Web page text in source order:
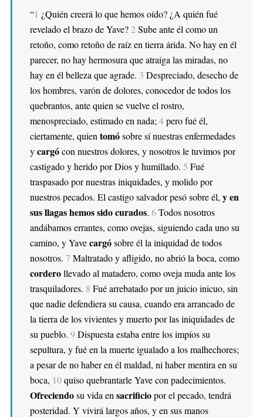
“1 ¿Quién creerá lo que hemos oído? ¿A quién fué
revelado el brazo de Yave?2Sube ante él como un
retoño, como retoño de raíz en tierra árida. No hay en él
parecer, no hay hermosura que atraiga las miradas, no
hay en él belleza que agrade. 3 Despreciado, desecho de
los hombres, varón de dolores, conocedor de todos los
quebrantos, ante quien se vuelve el rostro,
menospreciado, estimado en nada; 4pero fué él,
ciertamente, quien tomósobre sí nuestras enfermedades
ycargócon nuestros dolores, y nosotros le tuvimos por
castigado y herido por Dios y humillado. 5 Fué
traspasado por nuestras iniquidades, y molido por
nuestros pecados. El castigo salvador pesó sobre él, y en
sus llagas hemos sido curados. 6Todos nosotros
andábamos errantes, como ovejas, siguiendo cada uno su
camino, y Yavecargósobre él la iniquidad de todos
nosotros. 7 Maltratado y afligido, no abrió la boca, como
corderollevado al matadero, como oveja muda ante los
trasquiladores. 8 Fué arrebatado por un juicio inicuo, sin
que nadie defendiera su causa, cuando era arrancado de
la tierra de los vivientes y muerto por las iniquidades de
su pueblo. 9Dispuesta estaba entre los impíos su
sepultura, y fué en la muerte igualado a los malhechores;
a pesar de no haber en él maldad, ni haber mentira en su
boca, 10quiso quebrantarle Yave con padecimientos.
Ofreciendosu vida en sacrificiopor el pecado, tendrá
posteridad. Y vivirá largos años, y en sus manos